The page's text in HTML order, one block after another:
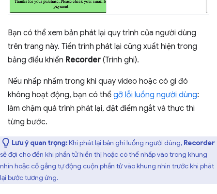
Bạn có thể xem bản phát lại quy trình của người dùng
trên trang này. Tiến trình phát lại cũng xuất hiện trong
bảng điều khiển Recorder (Trình ghi).
Nếu nhấp nhầm trong khi quay video hoặc có gì đó
không hoạt động, bạn có thể gỡ lỗi luồng người dùng:
làm chậm quá trình phát lại, đặt điểm ngắt và thực thi
từng bước.
Lưu ý quan trọng:Khi phát lại bản ghi luồng người dùng, Recorder
sẽ đợi cho đến khi phần tử hiển thị hoặc có thể nhấp vào trong khung
nhìn hoặc cố gắng tự động cuộn phần tử vào khung nhìn trước khi phát
lại bước tương ứng.